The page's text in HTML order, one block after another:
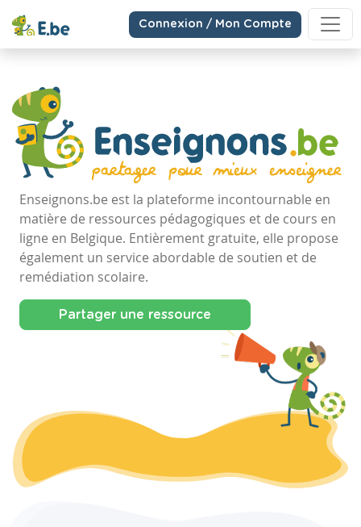
Connexion / Mon Compte
Enseignons.be est la plateforme incontournable en
matière de ressources pédagogiques et de cours en
ligne en Belgique. Entièrement gratuite, elle propose
également un service abordable de soutien et de
remédiation scolaire.
Partager une ressource